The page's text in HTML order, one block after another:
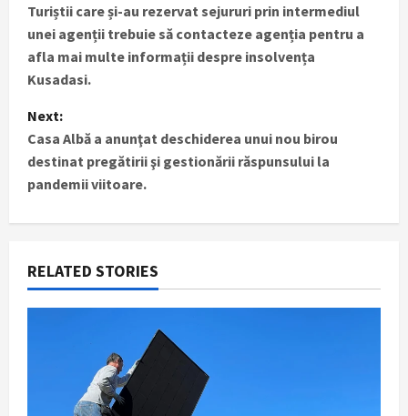
o
s
t
n
a
g
Turiștii care și-au rezervat sejururi prin intermediul
unei agenții trebuie să contacteze agenția pentru a
afla mai multe informații despre insolvența
Kusadasi.
Next:
Casa Albă a anunţat deschiderea unui nou birou
destinat pregătirii şi gestionării răspunsului la
pandemii viitoare.
RELATED STORIES